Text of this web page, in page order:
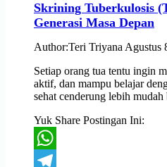
Skrining Tuberkulosis
Generasi Masa Depan
Author:Teri Triyana Agustus
Setiap orang tua tentu ingin
aktif, dan mampu belajar
sehat cenderung lebih
Yuk Share Postingan Ini:
WhatsApp